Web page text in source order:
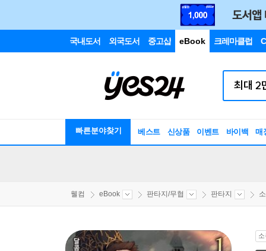
국내도서 외국도서 중고샵 eBook 크레마클럽
빠른분야찾기 베스트 신상품 이벤트 바이백 매
웰컴 eBook 판타지/무협 판타지